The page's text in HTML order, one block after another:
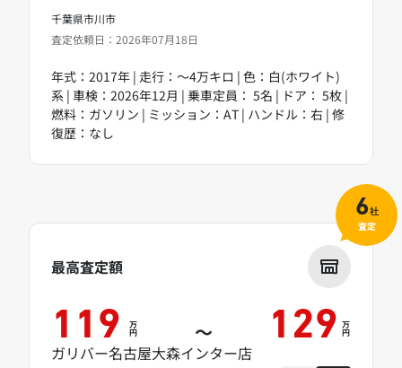
千葉県市川市
査定依頼日：2026年07月18日
年式：2017年 | 走行：～4万キロ | 色：白(ホワイト)
系 | 車検：2026年12月 | 乗車定員： 5名 | ドア： 5枚 |
燃料：ガソリン | ミッション：AT | ハンドル：右 | 修
復歴：なし
最高査定額
119 万
円 ～ 129 万
円
ガリバー名古屋大森インター店
6社
査定